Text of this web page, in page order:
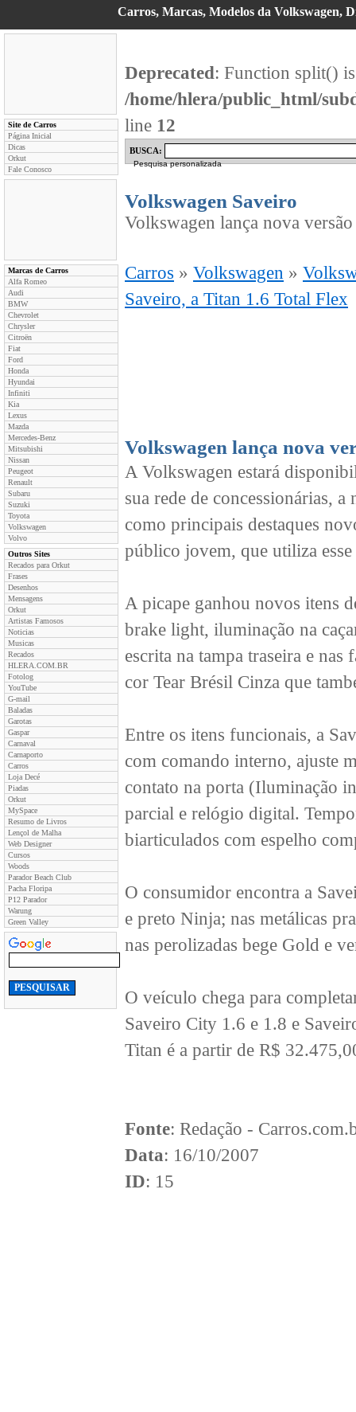
Carros, Marcas, Modelos da Volkswagen,
Site de Carros
Página Inicial
Dicas
Orkut
Fale Conosco
Marcas de Carros
Alfa Romeo
Audi
BMW
Chevrolet
Chrysler
Citroën
Fiat
Ford
Honda
Hyundai
Infiniti
Kia
Lexus
Mazda
Mercedes-Benz
Mitsubishi
Nissan
Peugeot
Renault
Subaru
Suzuki
Toyota
Volkswagen
Volvo
Outros Sites
Recados para Orkut
Frases
Desenhos
Mensagens
Orkut
Artistas Famosos
Noticias
Musicas
Recados
HLERA.COM.BR
Fotolog
YouTube
G-mail
Baladas
Garotas
Gaspar
Carnaval
Carnaporto
Carros
Loja Decé
Piadas
Orkut
MySpace
Resumo de Livros
Lençol de Malha
Web Designer
Cursos
Woods
Parador Beach Club
Pacha Floripa
P12 Parador
Warung
Green Valley
Deprecated: Function split()
/home/hlera/public_html/
line 12
BUSCA:
Pesquisa personalizada
Volkswagen Saveiro
Volkswagen lança nova
Carros » Volkswagen »
Saveiro, a Titan 1.6 Total Flex
Volkswagen lança nova
A Volkswagen estará
sua rede de concessionárias,
como principais destaques
público jovem, que utiliza
A picape ganhou novos itens
brake light, iluminação na
escrita na tampa traseira e
cor Tear Brésil Cinza que
Entre os itens funcionais, a
com comando interno, ajuste
contato na porta (Iluminação
parcial e relógio digital.
biarticulados com espelho
O consumidor encontra a
e preto Ninja; nas metálicas
nas perolizadas bege Gold e
O veículo chega para
Saveiro City 1.6 e 1.8 e
Titan é a partir de R$
Fonte: Redação -
Data: 16/10/2007
ID: 15